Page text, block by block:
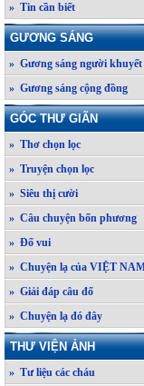
» Tin cần biết
GƯƠNG SÁNG
» Gương sáng người
» Gương sáng cộng đồng
GÓC THƯ GIÃN
» Thơ chọn lọc
» Truyện chọn lọc
» Siêu thị cười
» Câu chuyện bốn phương
» Đố vui
» Chuyện lạ của VIỆT
» Giải đáp câu đố
» Chuyện lạ đó đây
THƯ VIỆN ẢNH
» Tư liệu các cháu